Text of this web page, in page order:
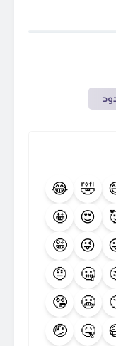
🤣
😂
😍
🤩
😜
🤪
🤐
🤨
😬
🤥
🤒
🤕